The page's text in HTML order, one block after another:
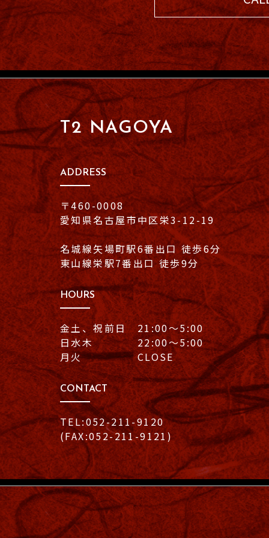
T2 NAGOYA
ADDRESS
〒460-0008
愛知県名古屋市中区栄3-12-19
名城線矢場町駅6番出口 徒歩6分
東山線栄駅7番出口 徒歩9分
HOURS
金土、祝前日 21:00〜5:00
日水木 22:00〜5:00
月火 CLOSE
CONTACT
TEL:052-211-9120
(FAX:052-211-9121)